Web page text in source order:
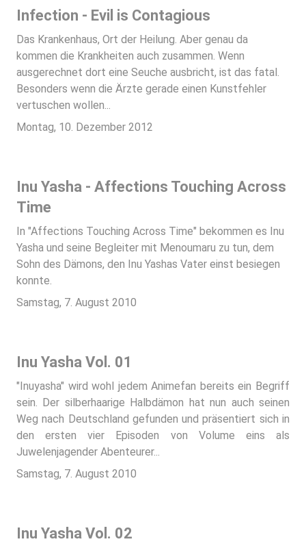
Infection - Evil is Contagious
Das Krankenhaus, Ort der Heilung. Aber genau da
kommen die Krankheiten auch zusammen. Wenn
ausgerechnet dort eine Seuche ausbricht, ist das fatal.
Besonders wenn die Ärzte gerade einen Kunstfehler
vertuschen wollen...
Montag, 10. Dezember 2012
Inu Yasha - Affections Touching Across
Time
In "Affections Touching Across Time" bekommen es Inu
Yasha und seine Begleiter mit Menoumaru zu tun, dem
Sohn des Dämons, den Inu Yashas Vater einst besiegen
konnte.
Samstag, 7. August 2010
Inu Yasha Vol. 01
"Inuyasha" wird wohl jedem Animefan bereits ein Begriff
sein. Der silberhaarige Halbdämon hat nun auch seinen
Weg nach Deutschland gefunden und präsentiert sich in
den ersten vier Episoden von Volume eins als
Juwelenjagender Abenteurer...
Samstag, 7. August 2010
Inu Yasha Vol. 02